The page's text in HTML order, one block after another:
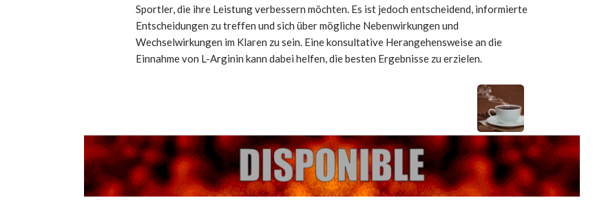
Sportler, die ihre Leistung verbessern möchten. Es ist jedoch entscheidend, informierte
Entscheidungen zu treffen und sich über mögliche Nebenwirkungen und
Wechselwirkungen im Klaren zu sein. Eine konsultative Herangehensweise an die
Einnahme von L-Arginin kann dabei helfen, die besten Ergebnisse zu erzielen.